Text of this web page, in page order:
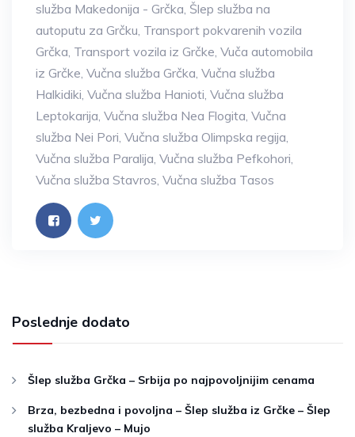
služba Makedonija - Grčka, Šlep služba na
autoputu za Grčku, Transport pokvarenih vozila
Grčka, Transport vozila iz Grčke, Vuča automobila
iz Grčke, Vučna služba Grčka, Vučna služba
Halkidiki, Vučna služba Hanioti, Vučna služba
Leptokarija, Vučna služba Nea Flogita, Vučna
služba Nei Pori, Vučna služba Olimpska regija,
Vučna služba Paralija, Vučna služba Pefkohori,
Vučna služba Stavros, Vučna služba Tasos
Poslednje dodato
Šlep služba Grčka – Srbija po najpovoljnijim cenama
Brza, bezbedna i povoljna – Šlep služba iz Grčke – Šlep
služba Kraljevo – Mujo